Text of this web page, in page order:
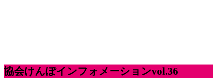
協会けんぽインフォメーションvol.36